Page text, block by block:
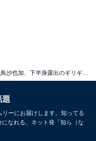
題
ーにお届けします。知ってる
なれる、ネット発「知ら（な